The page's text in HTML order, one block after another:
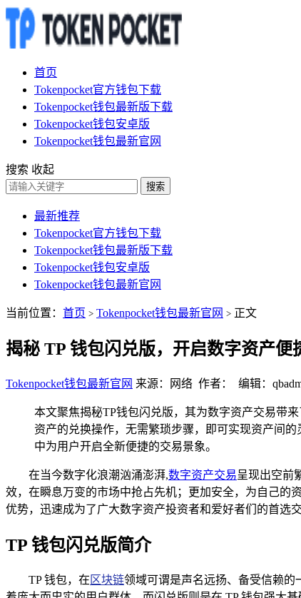
首页
Tokenpocket官方钱包下载
Tokenpocket钱包最新版下载
Tokenpocket钱包安卓版
Tokenpocket钱包最新官网
搜索 收起
搜索
最新推荐
Tokenpocket官方钱包下载
Tokenpocket钱包最新版下载
Tokenpocket钱包安卓版
Tokenpocket钱包最新官网
当前位置： 首页 > Tokenpocket钱包最新官网 > 正文
揭秘 TP 钱包闪兑版，开启数字资产便
Tokenpocket钱包最新官网 来源：网络 作者： 编辑：
本文聚焦揭秘TP钱包闪兑版，其为数字资产交易带
资产的兑换操作，无需繁琐步骤，即可实现资产间
中为用户开启全新便捷的交易景象。
在当今数字化浪潮汹涌澎湃,数字资产交易呈现出空前
效，在瞬息万变的市场中抢占先机；更加安全，为自己的
优势，迅速成为了广大数字资产投资者和爱好者们的首选
TP 钱包闪兑版简介
TP 钱包，在 区块链领域可谓是声名远扬、备受信赖